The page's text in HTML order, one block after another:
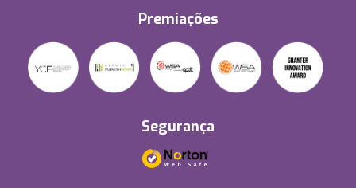
Premiações
Segurança